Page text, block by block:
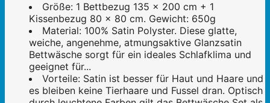
Größe: 1 Bettbezug 135 x 200 cm + 1
Kissenbezug 80 x 80 cm. Gewicht: 650g
Material: 100% Satin Polyster. Diese glatte,
weiche, angenehme, atmungsaktive Glanzsatin
Bettwäsche sorgt für ein ideales Schlafklima und
geeignet für...
Vorteile: Satin ist besser für Haut und Haare und
es bleiben keine Tierhaare und Fussel dran. Optisch